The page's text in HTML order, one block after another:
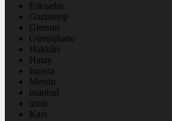
Eskişehir
Gaziantep
Giresun
Gümüşhane
Hakkâri
Hatay
Isparta
Mersin
istanbul
izmir
Kars